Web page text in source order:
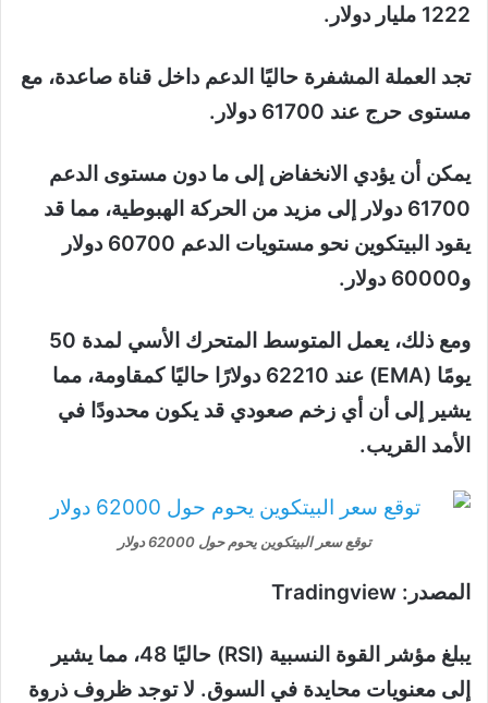
1222 مليار دولار.
تجد العملة المشفرة حاليًا الدعم داخل قناة صاعدة، مع
مستوى حرج عند 61700 دولار.
يمكن أن يؤدي الانخفاض إلى ما دون مستوى الدعم
61700 دولار إلى مزيد من الحركة الهبوطية، مما قد
يقود البيتكوين نحو مستويات الدعم 60700 دولار
و60000 دولار.
ومع ذلك، يعمل المتوسط ​​المتحرك الأسي لمدة 50
يومًا (EMA) عند 62210 دولارًا حاليًا كمقاومة، مما
يشير إلى أن أي زخم صعودي قد يكون محدودًا في
الأمد القريب.
توقع سعر البيتكوين يحوم حول 62000 دولار
المصدر: Tradingview
يبلغ مؤشر القوة النسبية (RSI) حاليًا 48، مما يشير
إلى معنويات محايدة في السوق. لا توجد ظروف ذروة